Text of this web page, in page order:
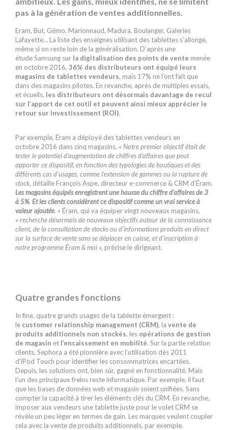
pas à la génération de ventes additionnelles.
Eram, But, Gémo, Marionnaud, Madura, Boulanger, Galeries
Lafayette… La liste des enseignes utilisant des tablettes s’allonge,
même si on reste loin de la généralisation. D’après une
étude Samsung sur la digitalisation des points de vente menée
en octobre 2016, 36% des distributeurs ont équipé leurs
magasins de tablettes vendeurs, mais 17% ne l’ont fait que
dans des magasins pilotes. En revanche, après de multiples essais,
et écueils, les distributeurs ont désormais davantage de recul
sur l’apport de cet outil et peuvent ainsi mieux apprécier le
retour sur investissement (ROI).
Par exemple, Éram a déployé des tablettes vendeurs en
octobre 2016 dans cinq magasins. « Notre premier objectif était de
tester le potentiel d’augmentation de chiffres d’affaires que peut
apporter ce dispositif, en fonction des typologies de boutiques et des
différents cas d’usages, comme l’extension de gammes ou la rupture de
stock, détaille ­François Aspe, directeur e-commerce & CRM d’Éram.
Les magasins équipés enregistrent une hausse du chiffre d’affaires de 3
à 5%. Et les clients considèrent ce dispositif comme un vrai service à
valeur ajoutée. » Éram, qui va équiper vingt nouveaux magasins,
« recherche désormais de nouveaux objectifs autour de la connaissance
client, de la consultation de stocks ou d’informations produits en direct
sur la surface de vente sans se déplacer en caisse, et d’inscription à
notre programme Éram & moi », précise le dirigeant.
Quatre grandes fonctions
In fine, quatre grands usages de la tablette émergent :
le customer relationship management (CRM), la vente de
produits additionnels non stockés, les opérations de gestion
de magasin et l’encaissement en mobilité. Sur la partie relation
clients, Sephora a été pionnière avec l’utilisation dès 2011
d’iPod Touch pour identifier les consommatrices encartées.
Depuis, les solutions ont, bien sûr, gagné en fonctionnalité. Mais
l’un des principaux freins reste informatique. Par exemple, il faut
que les bases de données web et magasin soient unifiées. Sans
compter la capacité à tirer les éléments clés du CRM. En revanche,
imposer aux vendeurs une tablette juste pour le volet CRM se
révèle un peu léger en termes de gain. Les marques veulent coupler
cela avec la vente de produits additionnels, par exemple.